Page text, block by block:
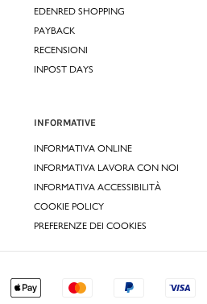
EDENRED SHOPPING
PAYBACK
RECENSIONI
INPOST DAYS
INFORMATIVE
INFORMATIVA ONLINE
INFORMATIVA LAVORA CON NOI
INFORMATIVA ACCESSIBILITÀ
COOKIE POLICY
PREFERENZE DEI COOKIES